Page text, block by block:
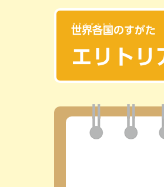
よくある質問
ニュース一覧
世界各国
せかいかっこく
のすがた
エリトリ